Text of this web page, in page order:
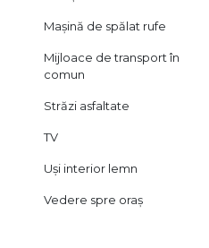
Mașină de spălat rufe
Mijloace de transport în
comun
Străzi asfaltate
TV
Uși interior lemn
Vedere spre oraș